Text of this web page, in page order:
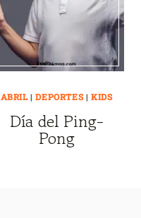
ABRIL|DEPORTES|KIDS
Día del Ping-
Pong